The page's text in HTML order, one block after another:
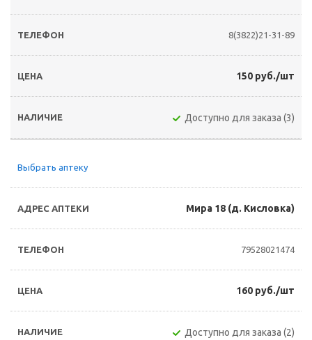
8(3822)21-31-89
150 руб./шт
Доступно для заказа (3)
Выбрать аптеку
Мира 18 (д. Кисловка)
79528021474
160 руб./шт
Доступно для заказа (2)